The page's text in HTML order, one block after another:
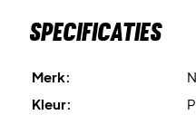
Specificaties
Merk:
Kleur: